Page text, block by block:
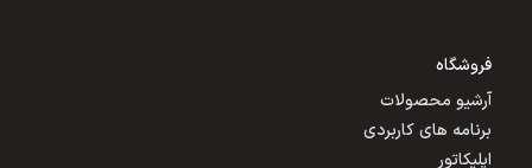
فروشگاه
آرشیو محصولات
برنامه های کاربردی
اپلیکاتور